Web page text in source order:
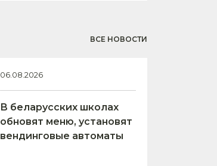
ВСЕ НОВОСТИ
06.08.2026
В беларусских школах
обновят меню, установят
вендинговые автоматы